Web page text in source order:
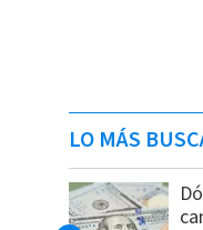
LO MÁS